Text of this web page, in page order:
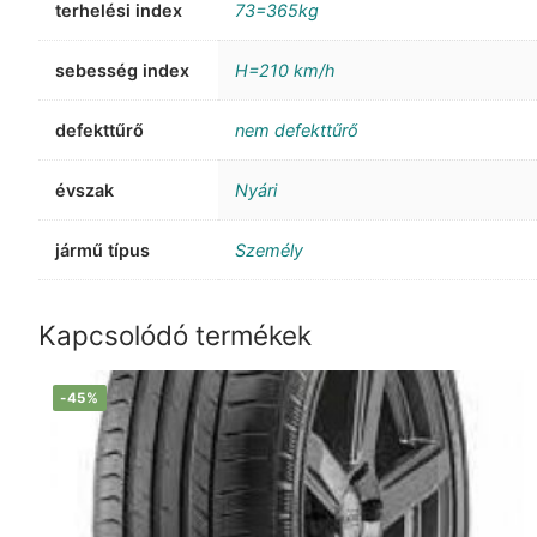
terhelési index 73=365kg
sebesség index H=210 km/h
defekttűrő nem defekttűrő
évszak Nyári
jármű típus Személy
Kapcsolódó termékek
-45%